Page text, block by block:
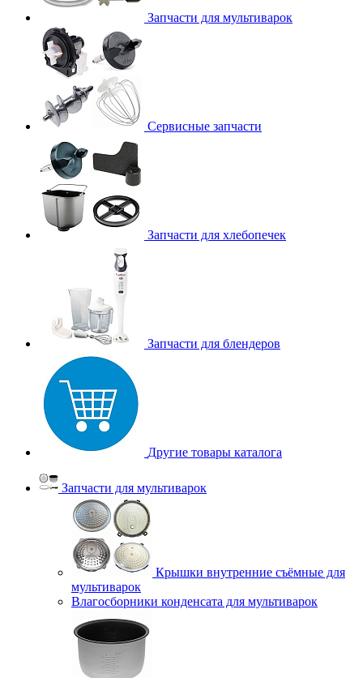
Запчасти для мультиварок
Сервисные запчасти
Запчасти для хлебопечек
Запчасти для блендеров
Другие товары каталога
Запчасти для мультиварок
Крышки внутренние съёмные для
мультиварок
Влагосборники конденсата для мультиварок